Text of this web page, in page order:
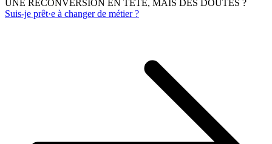
UNE RECONVERSION EN TÊTE, MAIS DES DOUTES ?
Suis-je prêt·e à changer de métier ?